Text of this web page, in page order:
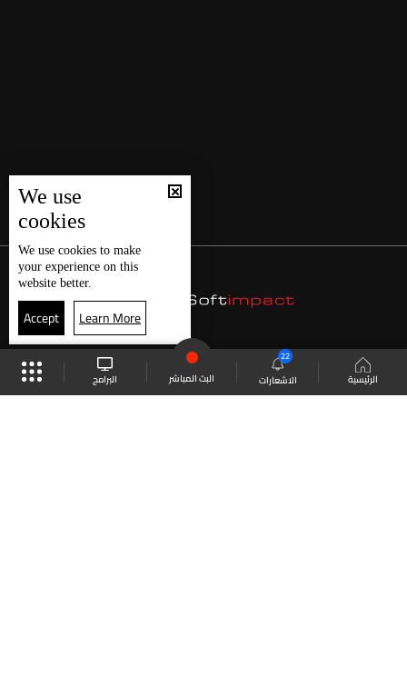
الرئيسية الاشعارات
22
البث المباشر البرامج
We use
cookies
We use cookies to make
your experience on this
website better.
Accept Learn More
موقع البرامج الجدول البث المباشر